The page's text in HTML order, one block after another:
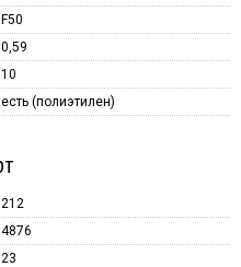
F50
0,59
10
есть (полиэтилен)
212
4876
23